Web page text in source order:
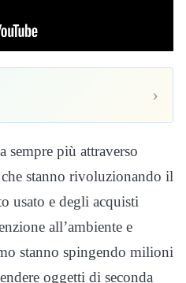
›
sempre più attraverso
stanno rivoluzionando il
usato e degli acquisti
all’ambiente e
stanno spingendo milioni
oggetti di seconda